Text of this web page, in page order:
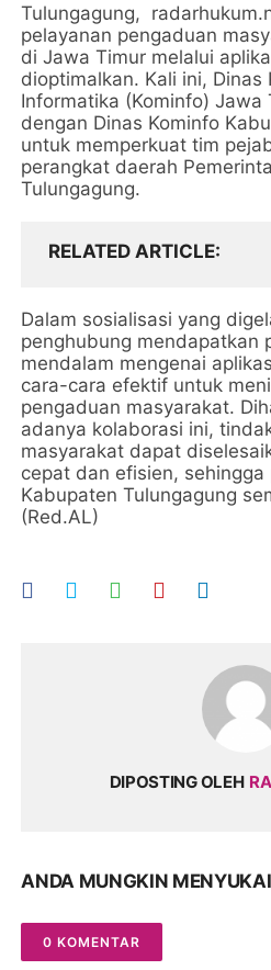
Tulungagung,
pelayanan pengaduan
di Jawa Timur melalui
dioptimalkan. Kali ini, Dinas
Informatika (Kominfo) Jawa
dengan Dinas Kominfo
untuk memperkuat tim
perangkat daerah
Tulungagung.
RELATED ARTICLE
Dalam sosialisasi yang
penghubung mendapatkan
mendalam mengenai
cara-cara efektif untuk
pengaduan masyarakat.
adanya kolaborasi ini,
masyarakat dapat
cepat dan efisien,
Kabupaten Tulungagung
(Red.AL)
DIPOSTING OLEH
ANDA MUNGKIN
0 KOMENTAR